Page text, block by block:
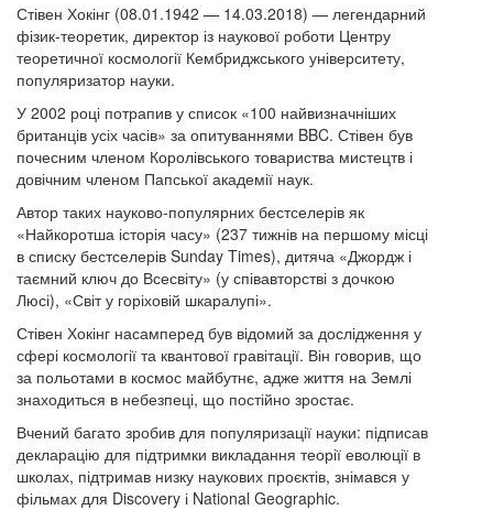
Стівен Хокінг (08.01.1942 — 14.03.2018) — легендарний
фізик-теоретик, директор із наукової роботи Центру
теоретичної космології Кембриджського університету,
популяризатор науки.
У 2002 році потрапив у список «100 найвизначніших
британців усіх часів» за опитуваннями BBC. Стівен був
почесним членом Королівського товариства мистецтв і
довічним членом Папської академії наук.
Автор таких науково-популярних бестселерів як
«Найкоротша історія часу» (237 тижнів на першому місці
в списку бестселерів Sunday Times), дитяча «Джордж і
таємний ключ до Всесвіту» (у співавторстві з дочкою
Люсі), «Світ у горіховій шкаралупі».
Стівен Хокінг насамперед був відомий за дослідження у
сфері космології та квантової гравітації. Він говорив, що
за польотами в космос майбутнє, адже життя на Землі
знаходиться в небезпеці, що постійно зростає.
Вчений багато зробив для популяризації науки: підписав
декларацію для підтримки викладання теорії еволюції в
школах, підтримав низку наукових проєктів, знімався у
фільмах для Discovery і National Geographic.